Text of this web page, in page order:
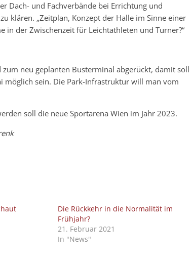
Dach- und Fachverbände bei Errichtung und
klären. „Zeitplan, Konzept der Halle im Sinne einer
der Zwischenzeit für Leichtathleten und Turner?“
neu geplanten Busterminal abgerückt, damit soll
möglich sein. Die Park-Infrastruktur will man vom
soll die neue Sportarena Wien im Jahr 2023.
Die Rückkehr in die Normalität im
Frühjahr?
21. Februar 2021
In "News"